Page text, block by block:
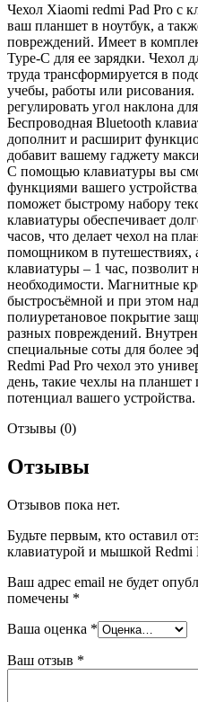
Чехол Xiaomi redmi Pad Pro с
ваш планшет в ноутбук, а
повреждений. Имеет в
Type-C для ее зарядки. Чехол
труда трансформируется в
учебы, работы или
регулировать угол наклона
Беспроводная Bluetooth
дополнит и расширит
добавит вашему гаджету
С помощью клавиатуры вы
функциями вашего
поможет быстрому набору
клавиатуры обеспечивает
часов, что делает чехол на
помощником в путешествиях,
клавиатуры – 1 час, позволит
необходимости. Магнитные
быстросъёмной и при этом
полиуретановое покрытие
разных повреждений.
специальные соты для более
Redmi Pad Pro чехол это
день, такие чехлы на
потенциал вашего устройства.
Отзывы (0)
Отзывы
Отзывов пока нет.
Будьте первым, кто оставил
клавиатурой и мышкой Redmi
Ваш адрес email не будет
помечены *
Ваша оценка *
Ваш отзыв *